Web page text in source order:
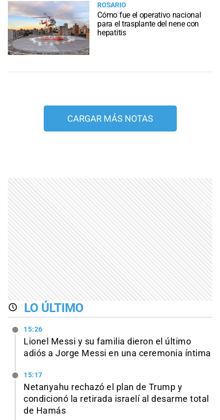
ROSARIO
Cómo fue el operativo nacional
para el trasplante del nene con
hepatitis
CARGAR MÁS NOTAS
LO ÚLTIMO
15:26
Lionel Messi y su familia dieron el último
adiós a Jorge Messi en una ceremonia íntima
15:17
Netanyahu rechazó el plan de Trump y
condicionó la retirada israelí al desarme total
de Hamás